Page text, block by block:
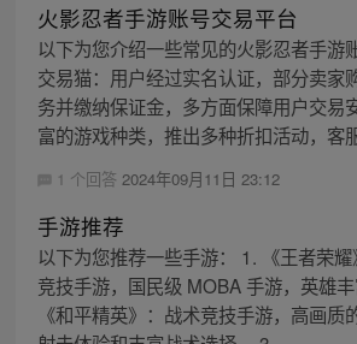
火影忍者手游账号交易平台
以下为您介绍一些常见的火影忍者手游
交易猫：用户经过实名认证，部分卖家
务并缴纳保证金，多方面保障用户交易
富的游戏种类，推出多种折扣活动，客
1 个回答 2024年09月11日 23:12
手游推荐
以下为您推荐一些手游： 1. 《王者荣
竞技手游，国民级 MOBA 手游，英雄
《和平精英》：战术竞技手游，高画质